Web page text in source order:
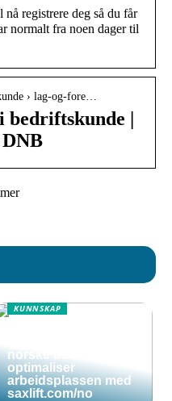
registrere deg så du får
normalt fra noen dager til
› lag-og-fore…
bedriftskunde |
KUNNSKAP
norske bedrifter:
optimaliser
arbeidsplassen med
saxlift.com/no